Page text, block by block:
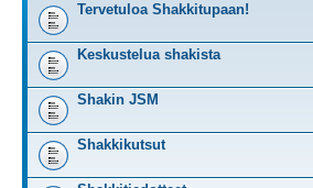
Tervetuloa Shakkitupaan!
Keskustelua shakista
Shakin JSM
Shakkikutsut